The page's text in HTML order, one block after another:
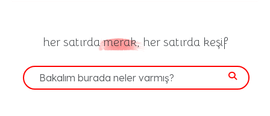
her satırdamerak, her satırda keşif